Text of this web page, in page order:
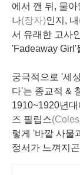
에서 깬 뒤, 물아
나(장자)인지, 내
서 유래한 고사
'Fadeaway Girl '
궁극적으로 '세
다'는 종교적 &
1910~1920년
즈 필립스
렇게 '바깥 사물
정서가 느껴지